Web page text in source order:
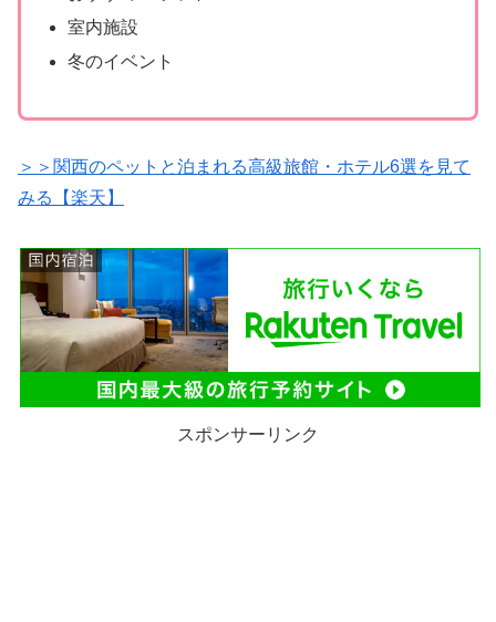
室内施設
冬のイベント
＞＞関西のペットと泊まれる高級旅館・ホテル6選を見て
みる【楽天】
スポンサーリンク